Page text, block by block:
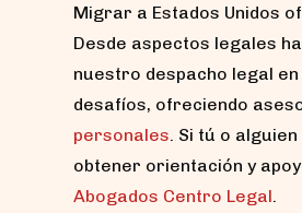
Migrar a Estados Unidos
Desde aspectos legales
nuestro despacho legal
desafíos, ofreciendo
personales. Si tú o
obtener orientación y
Abogados Centro Legal.